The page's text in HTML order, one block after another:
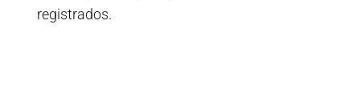
registrados.